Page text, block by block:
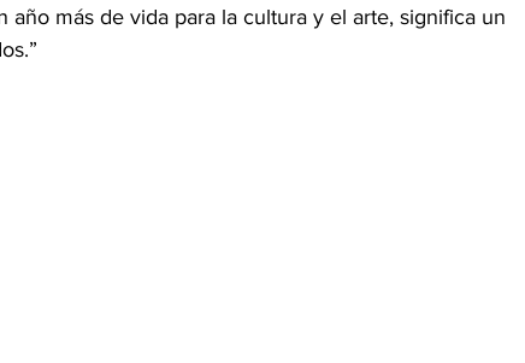
año más de vida para la cultura y el arte, significa un